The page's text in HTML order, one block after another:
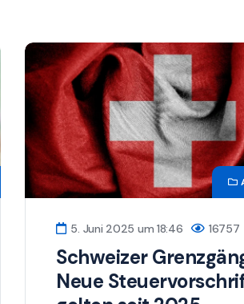
5. Juni 2025 um 18:46 16757
Schweizer
Neue